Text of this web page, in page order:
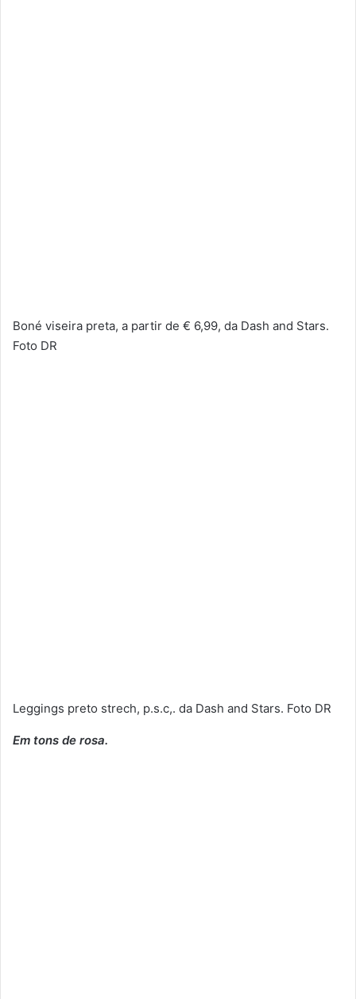
Boné viseira preta, a partir de € 6,99, da Dash and Stars.
Foto DR
Leggings preto strech, p.s.c,. da Dash and Stars. Foto DR
Em tons de rosa.